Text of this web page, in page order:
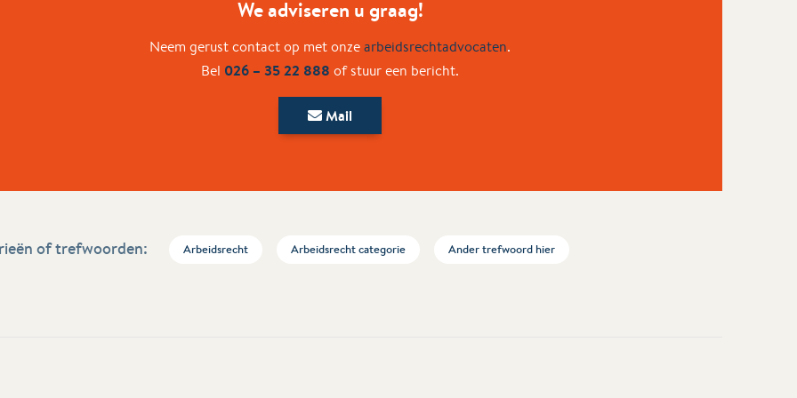
We adviseren u graag!
Neem gerust contact op met onzearbeidsrechtadvocaten.
Bel 026 – 35 22 888 of stuur een bericht.
Mail
of trefwoorden: Arbeidsrecht Arbeidsrecht categorie Ander trefwoord hier